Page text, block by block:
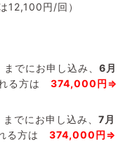
12,100円/回）
までにお申し込み、 6 月
る方は 374,000円⇒
までにお申し込み、 7 月
る方は 374,000円⇒